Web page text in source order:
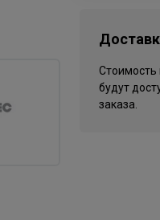
Стоимость
будут
заказа.